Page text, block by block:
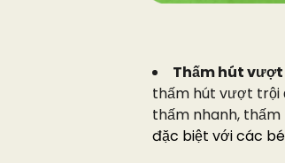
Thấm hút
thấm hút vượt trội
thấm nhanh, thấm
đặc biệt với các